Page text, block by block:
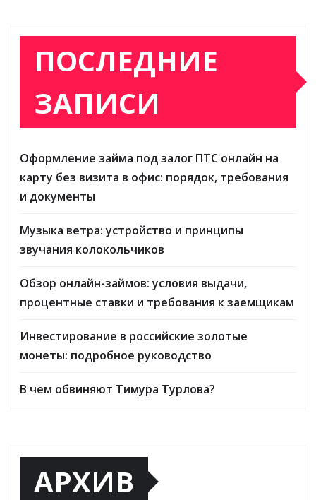
ПОСЛЕДНИЕ
ЗАПИСИ
Оформление займа под залог ПТС онлайн на
карту без визита в офис: порядок, требования
и документы
Музыка ветра: устройство и принципы
звучания колокольчиков
Обзор онлайн-займов: условия выдачи,
процентные ставки и требования к заемщикам
Инвестирование в российские золотые
монеты: подробное руководство
В чем обвиняют Тимура Турлова?
АРХИВ